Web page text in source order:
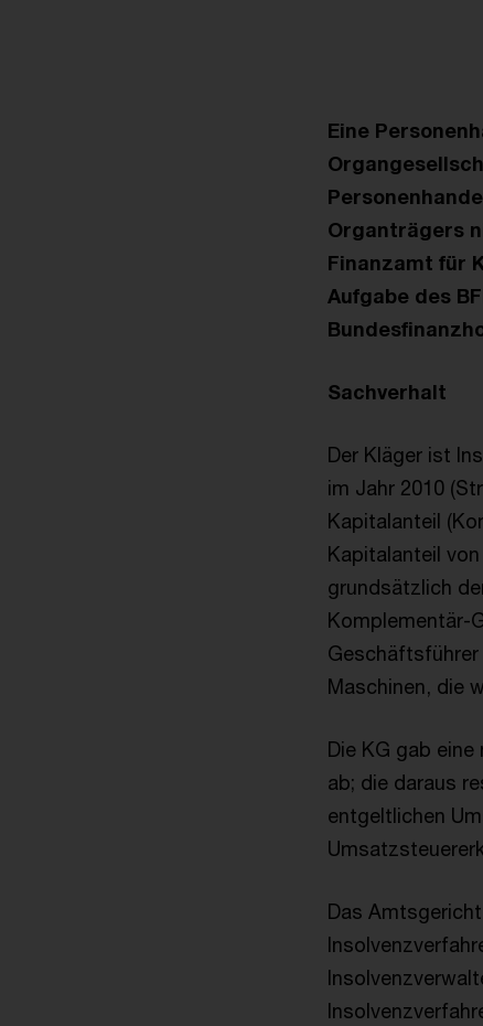
Eine
Organträgers
Finanzamt für
Aufgabe des
Sachverhalt
Der Kläger ist
im Jahr 2010
Kapitalanteil
Kapitalanteil
grundsätzlich
Komplementär-
Maschinen, die
Die KG gab
ab; die daraus
entgeltlichen
Das